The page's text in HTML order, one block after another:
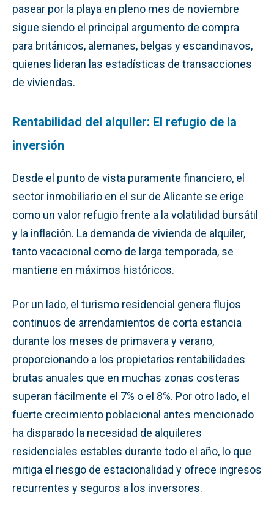
pasear por la playa en pleno mes de noviembre
sigue siendo el principal argumento de compra
para británicos, alemanes, belgas y escandinavos,
quienes lideran las estadísticas de transacciones
de viviendas.
Rentabilidad del alquiler: El refugio de la
inversión
Desde el punto de vista puramente financiero, el
sector inmobiliario en el sur de Alicante se erige
como un valor refugio frente a la volatilidad bursátil
y la inflación. La demanda de vivienda de alquiler,
tanto vacacional como de larga temporada, se
mantiene en máximos históricos.
Por un lado, el turismo residencial genera flujos
continuos de arrendamientos de corta estancia
durante los meses de primavera y verano,
proporcionando a los propietarios rentabilidades
brutas anuales que en muchas zonas costeras
superan fácilmente el 7% o el 8%. Por otro lado, el
fuerte crecimiento poblacional antes mencionado
ha disparado la necesidad de alquileres
residenciales estables durante todo el año, lo que
mitiga el riesgo de estacionalidad y ofrece ingresos
recurrentes y seguros a los inversores.